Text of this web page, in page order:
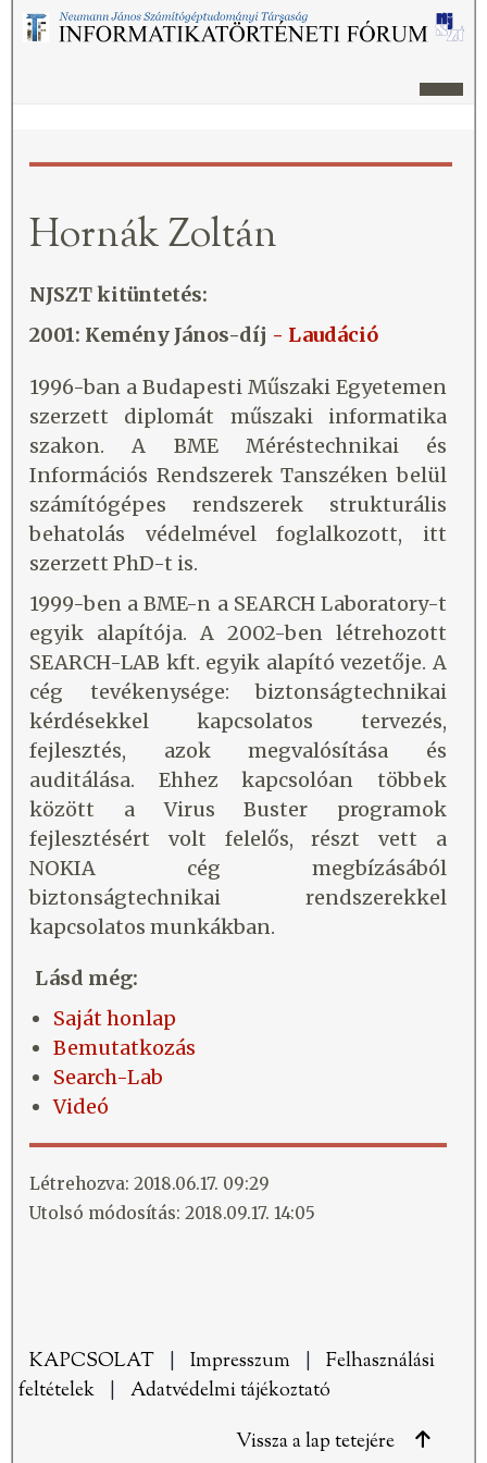
Hornák Zoltán
NJSZT kitüntetés:
2001: Kemény János-díj - Laudáció
1996-ban a Budapesti Műszaki Egyetemen
szerzett diplomát műszaki informatika
szakon. A BME Méréstechnikai és
Információs Rendszerek Tanszéken belül
számítógépes rendszerek strukturális
behatolás védelmével foglalkozott, itt
szerzett PhD-t is.
1999-ben a BME-n a SEARCH Laboratory-t
egyik alapítója. A 2002-ben létrehozott
SEARCH-LAB kft. egyik alapító vezetője. A
cég tevékenysége: biztonságtechnikai
kérdésekkel kapcsolatos tervezés,
fejlesztés, azok megvalósítása és
auditálása. Ehhez kapcsolóan többek
között a Virus Buster programok
fejlesztésért volt felelős, részt vett a
NOKIA cég megbízásából
biztonságtechnikai rendszerekkel
kapcsolatos munkákban.
Lásd még:
Saját honlap
Bemutatkozás
Search-Lab
Videó
Létrehozva: 2018.06.17. 09:29
Utolsó módosítás: 2018.09.17. 14:05
KAPCSOLAT Impresszum
Felhasználási
feltételek
Adatvédelmi tájékoztató
Vissza a lap tetejére